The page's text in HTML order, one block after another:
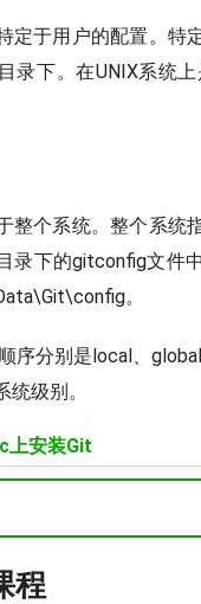
定于用户的配置。特
录下。在UNIX系统
整个系统。整个系统
录下的gitconfig文件
。
序分别是local、
级别。
上安装Git
程